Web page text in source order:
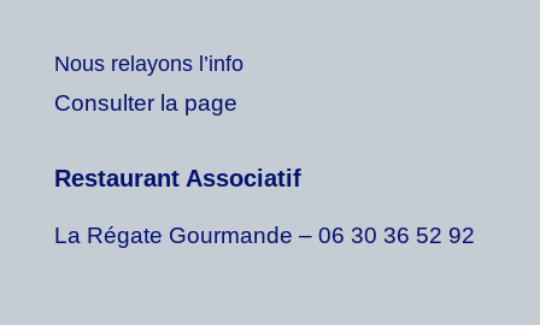
Nous relayons l’info
Consulter la page
Restaurant Associatif
La Régate Gourmande – 06 30 36 52 92